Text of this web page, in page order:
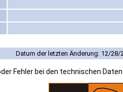
Datum der letzten Änderung: 12/28/
Fehler bei den technischen